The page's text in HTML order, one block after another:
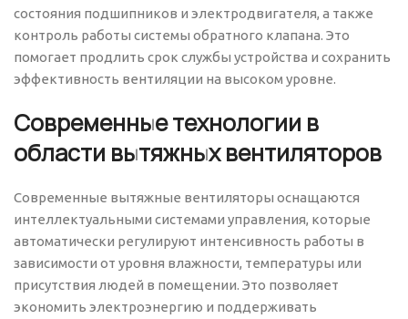
состояния подшипников и электродвигателя, а также
контроль работы системы обратного клапана. Это
помогает продлить срок службы устройства и сохранить
эффективность вентиляции на высоком уровне.
Современные технологии в
области вытяжных вентиляторов
Современные вытяжные вентиляторы оснащаются
интеллектуальными системами управления, которые
автоматически регулируют интенсивность работы в
зависимости от уровня влажности, температуры или
присутствия людей в помещении. Это позволяет
экономить электроэнергию и поддерживать